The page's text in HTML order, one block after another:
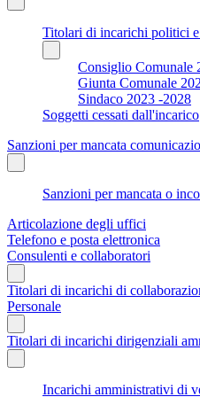
Titolari di incarichi politici
Consiglio Comunale
Giunta Comunale
Sindaco 2023 -2028
Soggetti cessati dall'incarico
Sanzioni per mancata
Sanzioni per mancata o
Articolazione degli uffici
Telefono e posta elettronica
Consulenti e collaboratori
Titolari di incarichi di
Personale
Titolari di incarichi dirigenziali
Incarichi amministrativi di